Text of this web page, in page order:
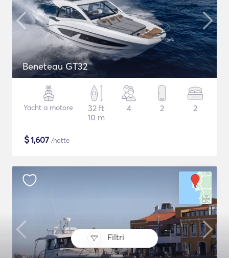
Filtri
Beneteau GT32
Yacht a motore
32 ft
10 m
4 2 2
$1,607 /notte